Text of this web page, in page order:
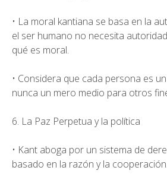
• La moral kantiana se basa en la
el ser humano no necesita
qué es moral.
• Considera que cada persona es
nunca un mero medio para otros
6. La Paz Perpetua y la política
• Kant aboga por un sistema de
basado en la razón y la cooperación.